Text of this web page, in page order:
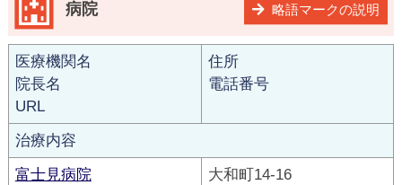
病院 略語マークの説明
医療機関名
院長名
URL
住所
電話番号
治療内容
富士見病院
大和町14-16